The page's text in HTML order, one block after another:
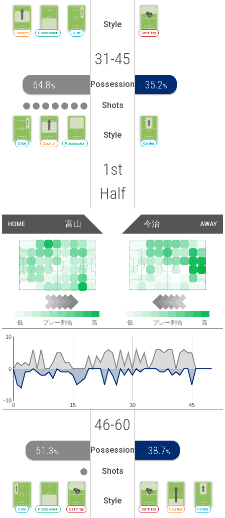
Side
Possession
Counter
Style
SetPlay
31-45
64.8% Possession 35.2%
Shots
Possession
Counter
Side
Style
Center
1st
Half
HOME 富山 AWAY
今治
低 プレー割合 高 低 プレー割合 高
0 15 30 45
-10
0
10
46-60
61.3 % Possession 38.7%
Shots
SetPlay
Possession
Side
Style
SetPlay Counter Center